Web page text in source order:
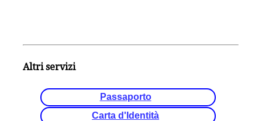
Altri servizi
Passaporto
Carta d'Identità